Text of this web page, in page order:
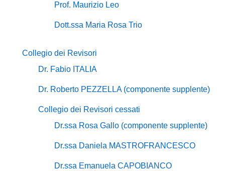
Prof. Maurizio Leo
Dott.ssa Maria Rosa Trio
Collegio dei Revisori
Dr. Fabio ITALIA
Dr. Roberto PEZZELLA (componente supplente)
Collegio dei Revisori cessati
Dr.ssa Rosa Gallo (componente supplente)
Dr.ssa Daniela MASTROFRANCESCO
Dr.ssa Emanuela CAPOBIANCO